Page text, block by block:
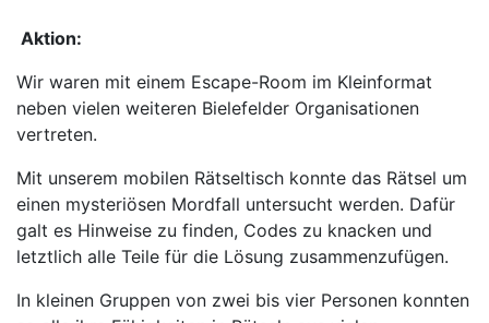
Aktion:
Wir waren mit einem Escape-Room im Kleinformat
neben vielen weiteren Bielefelder Organisationen
vertreten.
Mit unserem mobilen Rätseltisch konnte das Rätsel um
einen mysteriösen Mordfall untersucht werden. Dafür
galt es Hinweise zu finden, Codes zu knacken und
letztlich alle Teile für die Lösung zusammenzufügen.
In kleinen Gruppen von zwei bis vier Personen konnten